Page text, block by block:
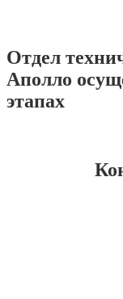
Отдел
Аполло
этапах